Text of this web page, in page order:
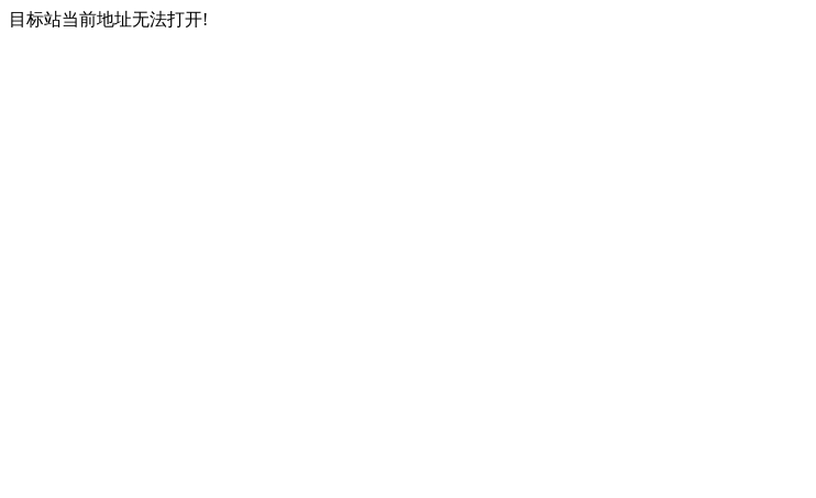
目标站当前地址无法打开!